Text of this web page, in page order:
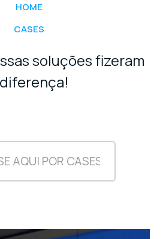
HOME
CASES
soluções fizeram